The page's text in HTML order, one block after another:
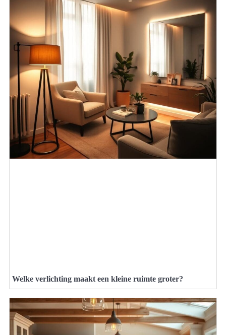
Welke verlichting maakt een kleine ruimte groter?